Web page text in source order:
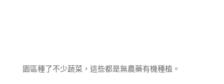
園區種了不少蔬菜，這些都是無農藥有機種植。